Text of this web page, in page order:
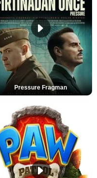
Pressure Fragman